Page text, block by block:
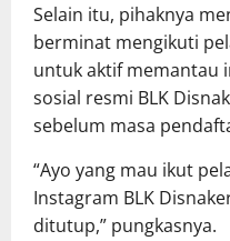
Selain itu, pihaknya
berminat mengikuti
untuk aktif memantau
sosial resmi BLK
sebelum masa
“Ayo yang mau ikut
Instagram BLK
ditutup,” pungkasnya.